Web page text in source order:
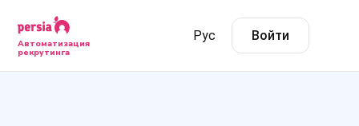
Автоматизация
рекрутинга
Рус Войти